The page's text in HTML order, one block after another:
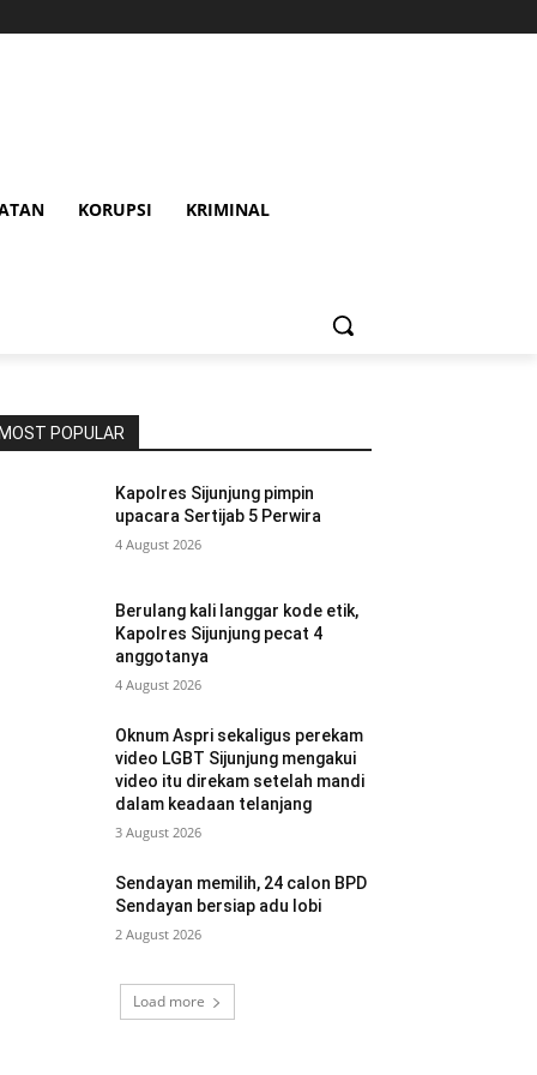
KORUPSI KRIMINAL
MOST POPULAR
Kapolres Sijunjung pimpin
upacara Sertijab 5 Perwira
4 August 2026
Berulang kali langgar kode etik,
Kapolres Sijunjung pecat 4
anggotanya
4 August 2026
Oknum Aspri sekaligus perekam
video LGBT Sijunjung mengakui
video itu direkam setelah mandi
dalam keadaan telanjang
3 August 2026
Sendayan memilih, 24 calon BPD
Sendayan bersiap adu lobi
2 August 2026
Load more